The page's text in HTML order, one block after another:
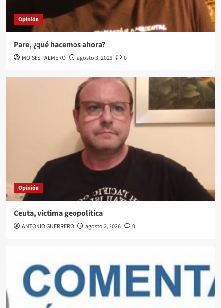
Opinión
Pare, ¿qué hacemos ahora?
MOISES PALMERO agosto 3, 2026 0
Opinión
Ceuta, víctima geopolítica
ANTONIO GUERRERO agosto 2, 2026 0